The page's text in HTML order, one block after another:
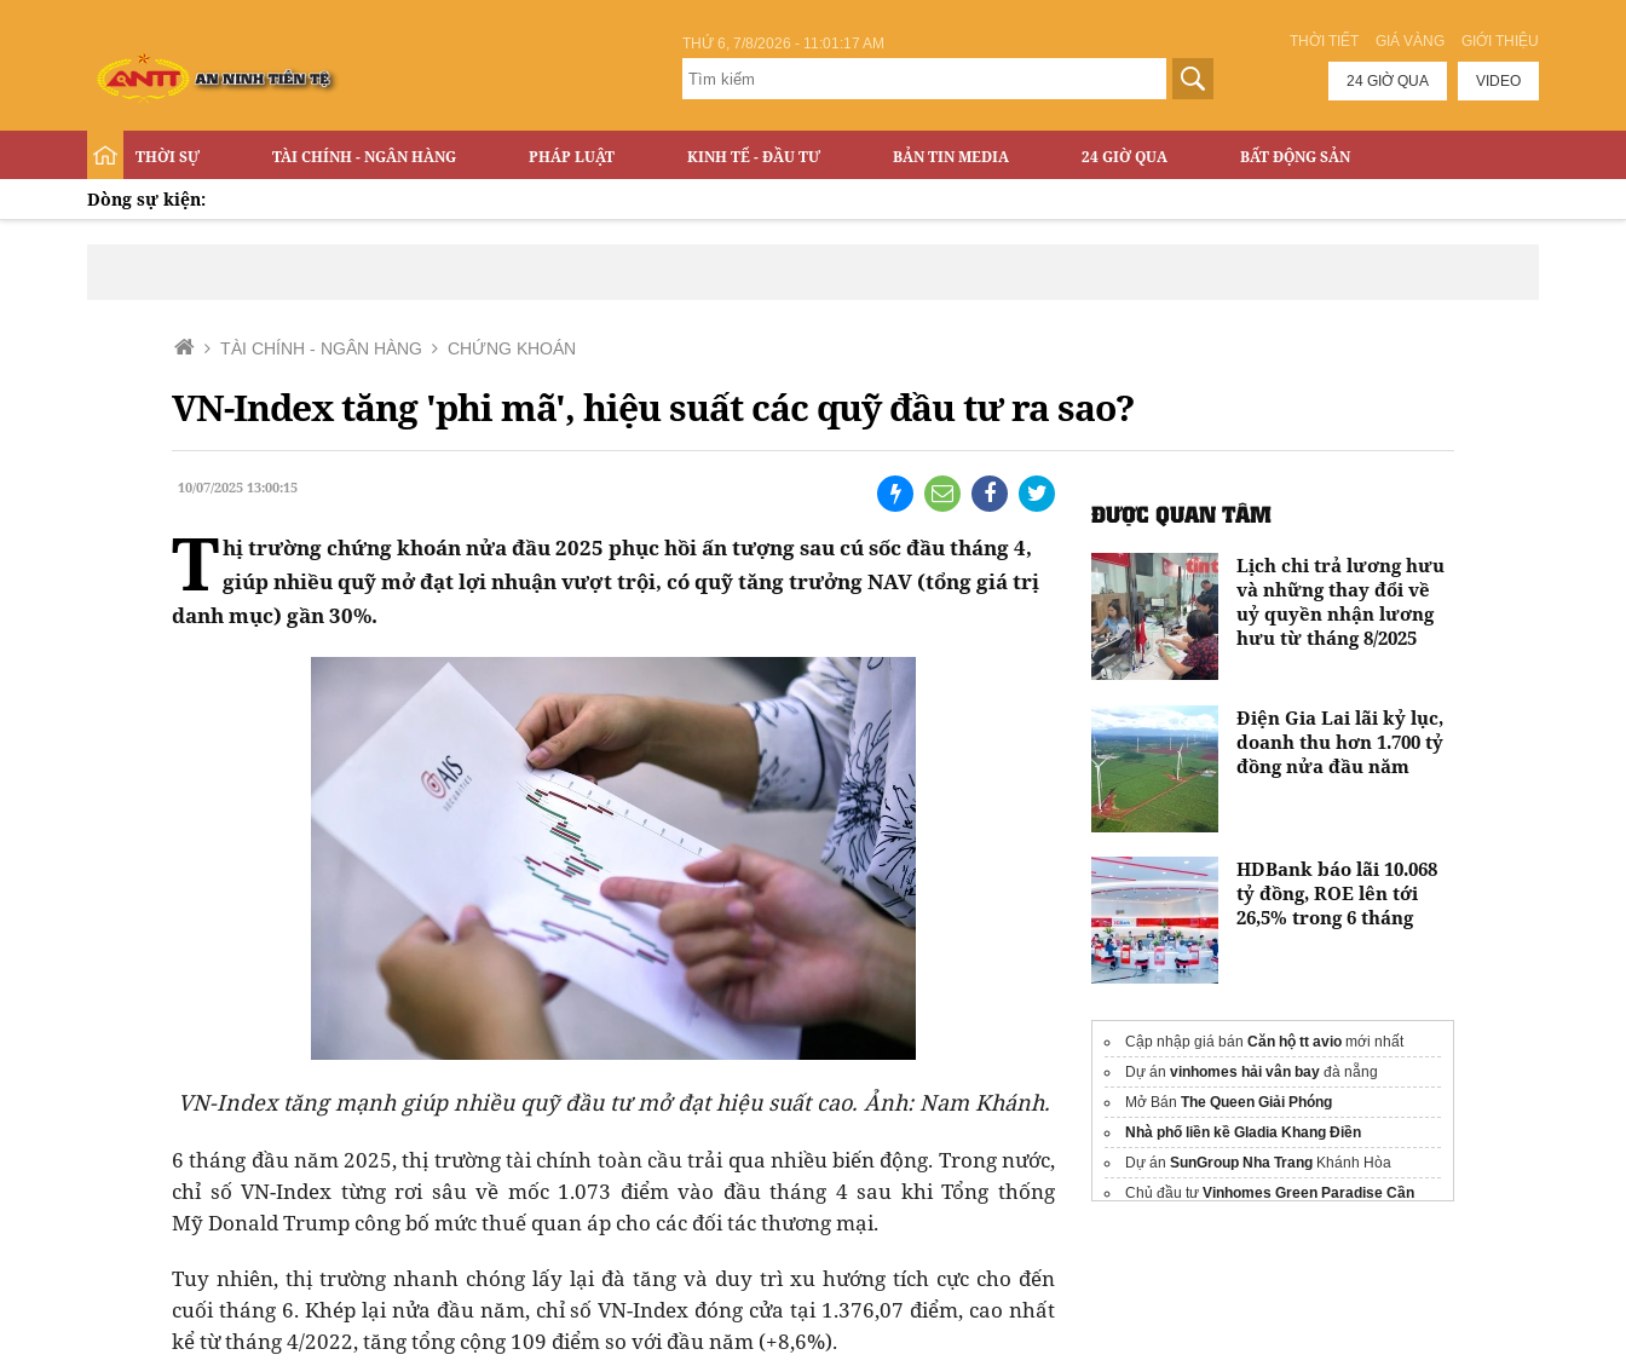
THỜI TIẾT GIÁ VÀNG GIỚI THIỆU
THỨ 6, 7/8/2026 - 11:01:18 AM
24 GIỜ QUA VIDEO
THỜI SỰ TÀI CHÍNH - NGÂN HÀNG PHÁP LUẬT KINH TẾ - ĐẦU TƯ BẢN TIN MEDIA 24 GIỜ QUA BẤT ĐỘNG SẢN
Dòng sự kiện:
TÀI CHÍNH - NGÂN HÀNG CHỨNG KHOÁN
VN-Index tăng 'phi mã', hiệu suất các quỹ đầu tư ra sao?
10/07/2025 13:00:15
Thị trường chứng khoán nửa đầu 2025 phục hồi ấn tượng sau cú sốc đầu tháng 4,
giúp nhiều quỹ mở đạt lợi nhuận vượt trội, có quỹ tăng trưởng NAV (tổng giá trị
danh mục) gần 30%.
VN-Index tăng mạnh giúp nhiều quỹ đầu tư mở đạt hiệu suất cao. Ảnh: Nam Khánh.
6 tháng đầu năm 2025, thị trường tài chính toàn cầu trải qua nhiều biến động. Trong nước,
chỉ số VN-Index từng rơi sâu về mốc 1.073 điểm vào đầu tháng 4 sau khi Tổng thống
Mỹ Donald Trump công bố mức thuế quan áp cho các đối tác thương mại.
Tuy nhiên, thị trường nhanh chóng lấy lại đà tăng và duy trì xu hướng tích cực cho đến
cuối tháng 6. Khép lại nửa đầu năm, chỉ số VN-Index đóng cửa tại 1.376,07 điểm, cao nhất
kể từ tháng 4/2022, tăng tổng cộng 109 điểm so với đầu năm (+8,6%).
ĐƯỢC QUAN TÂM
Lịch chi trả lương hưu
và những thay đổi về
uỷ quyền nhận lương
hưu từ tháng 8/2025
Điện Gia Lai lãi kỷ lục,
doanh thu hơn 1.700 tỷ
đồng nửa đầu năm
HDBank báo lãi 10.068
tỷ đồng, ROE lên tới
26,5% trong 6 tháng
Cập nhập giá bán Căn hộ tt avio mới nhất
Dự án vinhomes hải vân bay đà nẵng
Mở Bán The Queen Giải Phóng
Nhà phố liền kề Gladia Khang Điền
Dự án SunGroup Nha Trang Khánh Hòa
Chủ đầu tư Vinhomes Green Paradise Cần